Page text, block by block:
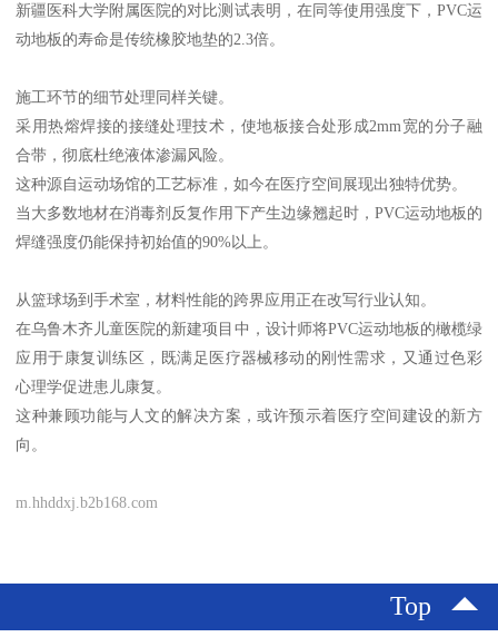
新疆医科大学附属医院的对比测试表明，在同等使用强度下，PVC运
动地板的寿命是传统橡胶地垫的2.3倍。
施工环节的细节处理同样关键。
采用热熔焊接的接缝处理技术，使地板接合处形成2mm宽的分子融
合带，彻底杜绝液体渗漏风险。
这种源自运动场馆的工艺标准，如今在医疗空间展现出独特优势。
当大多数地材在消毒剂反复作用下产生边缘翘起时，PVC运动地板的
焊缝强度仍能保持初始值的90%以上。
从篮球场到手术室，材料性能的跨界应用正在改写行业认知。
在乌鲁木齐儿童医院的新建项目中，设计师将PVC运动地板的橄榄绿
应用于康复训练区，既满足医疗器械移动的刚性需求，又通过色彩
心理学促进患儿康复。
这种兼顾功能与人文的解决方案，或许预示着医疗空间建设的新方
向。
m.hhddxj.b2b168.com
Top